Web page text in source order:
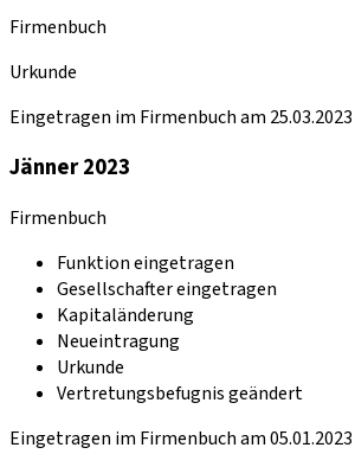
Firmenbuch
Urkunde
Eingetragen im Firmenbuch am 25.03.2023
Jänner 2023
Firmenbuch
Funktion eingetragen
Gesellschafter eingetragen
Kapitaländerung
Neueintragung
Urkunde
Vertretungsbefugnis geändert
Eingetragen im Firmenbuch am 05.01.2023